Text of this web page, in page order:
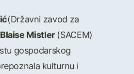
(Državni zavod za
Blaise Mistler(SACEM)
gospodarskog
kulturnu i